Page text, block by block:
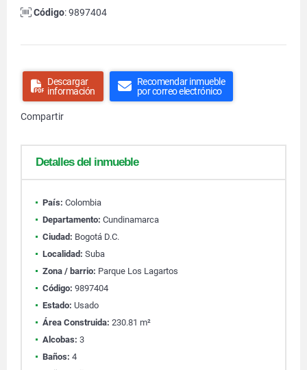
Código: 9897404
Descargar
información
Recomendar inmueble
por correo electrónico
Compartir
Detalles del inmueble
País: Colombia
Departamento: Cundinamarca
Ciudad: Bogotá D.C.
Localidad: Suba
Zona / barrio: Parque Los Lagartos
Código: 9897404
Estado: Usado
Área Construida: 230.81 m²
Alcobas: 3
Baños: 4